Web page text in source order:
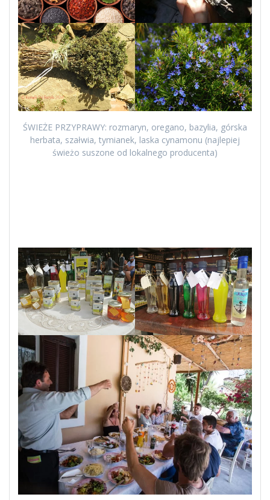
ŚWIEŻE PRZYPRAWY: rozmaryn, oregano, bazylia, górska
herbata, szałwia, tymianek, laska cynamonu (najlepiej
świeżo suszone od lokalnego producenta)